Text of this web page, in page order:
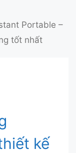
Portable –
tốt nhất
kế